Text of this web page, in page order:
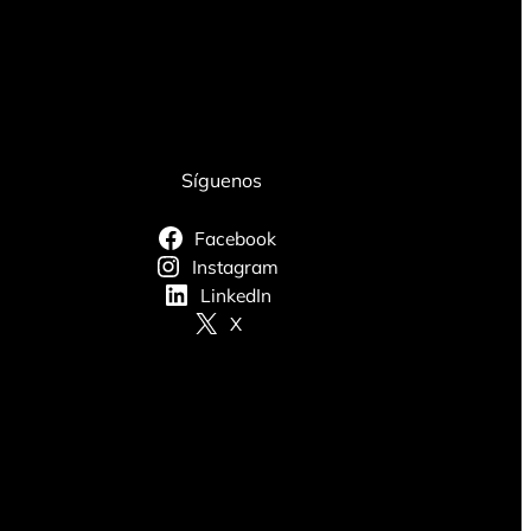
Síguenos
Facebook
Instagram
LinkedIn
X